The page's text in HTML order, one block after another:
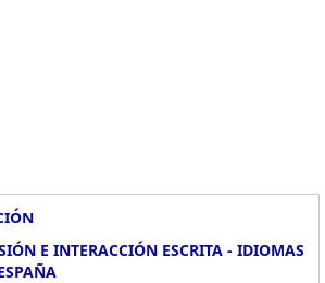
E INTERACCIÓN ESCRITA - IDIOMAS